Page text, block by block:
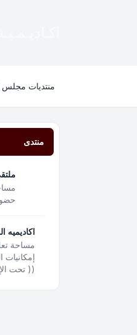
منتديات مجلس
منتدى
اكاديميه
مساحة
(( تحت